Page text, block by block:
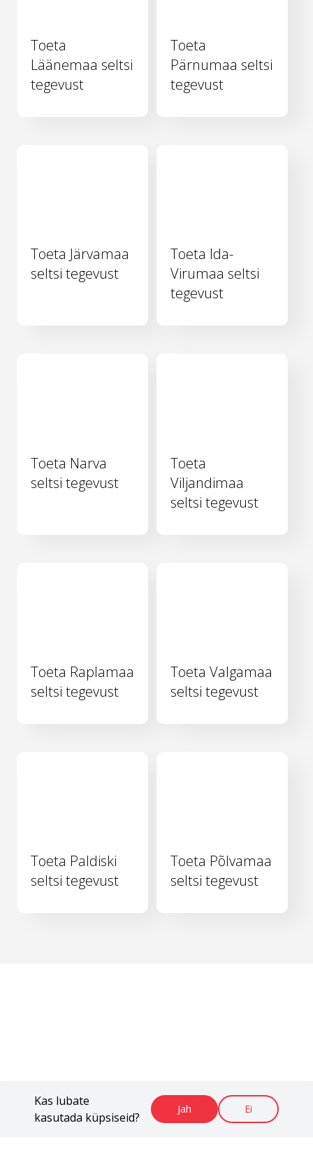
Kas lubate
kasutada küpsiseid?
Jah Ei
Toeta
Läänemaa seltsi
tegevust
Toeta
Pärnumaa seltsi
tegevust
Toeta Järvamaa
seltsi tegevust
Toeta Ida-
Virumaa seltsi
tegevust
Toeta Narva
seltsi tegevust
Toeta
Viljandimaa
seltsi tegevust
Toeta Raplamaa
seltsi tegevust
Toeta Valgamaa
seltsi tegevust
Toeta Paldiski
seltsi tegevust
Toeta Põlvamaa
seltsi tegevust